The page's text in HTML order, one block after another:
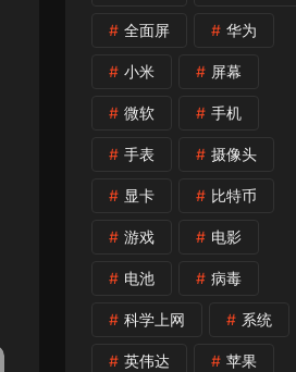
全面屏 华为
小米 屏幕
微软 手机
手表 摄像头
显卡 比特币
游戏 电影
电池 病毒
科学上网 系统
英伟达 苹果